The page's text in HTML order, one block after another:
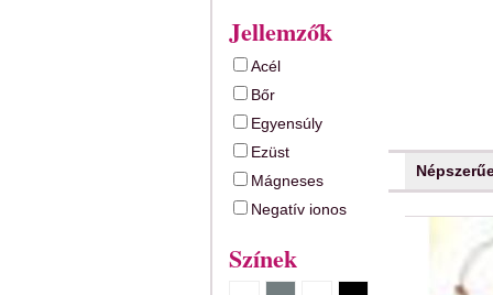
Jellemzők
Acél
Bőr
Egyensúly
Ezüst
Mágneses
Negatív ionos
Színek